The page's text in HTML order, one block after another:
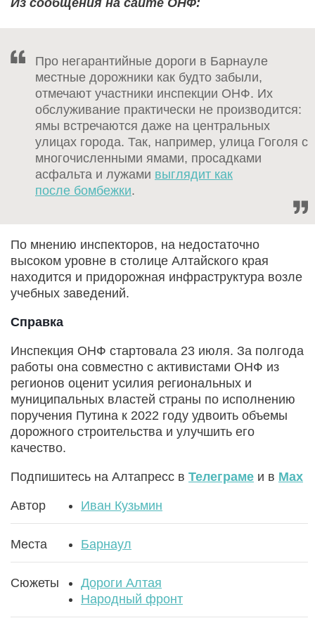
Из сообщения на сайте ОНФ:
Про негарантийные дороги в Барнауле
местные дорожники как будто забыли,
отмечают участники инспекции ОНФ. Их
обслуживание практически не производится:
ямы встречаются даже на центральных
улицах города. Так, например, улица Гоголя с
многочисленными ямами, просадками
асфальта и лужами выглядит как
после бомбежки.
По мнению инспекторов, на недостаточно
высоком уровне в столице Алтайского края
находится и придорожная инфраструктура возле
учебных заведений.
Справка
Инспекция ОНФ стартовала 23 июля. За полгода
работы она совместно с активистами ОНФ из
регионов оценит усилия региональных и
муниципальных властей страны по исполнению
поручения Путина к 2022 году удвоить объемы
дорожного строительства и улучшить его
качество.
Подпишитесь на Алтапресс в Телеграме и в Max
Автор Иван Кузьмин
Места Барнаул
Сюжеты
Дороги Алтая
Народный фронт